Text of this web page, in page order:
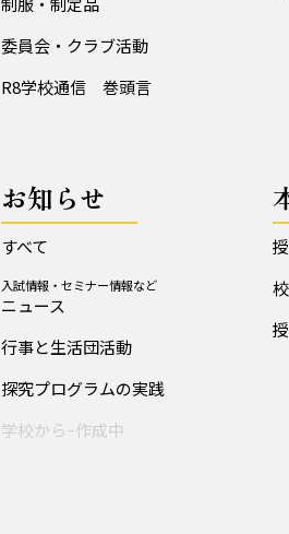
委員会・クラブ活動
R8学校通信 巻頭言
お知らせ
すべて
入試情報・セミナー情報など
ニュース
行事と生活団活動
探究プログラムの実践
学校からｰ作成中